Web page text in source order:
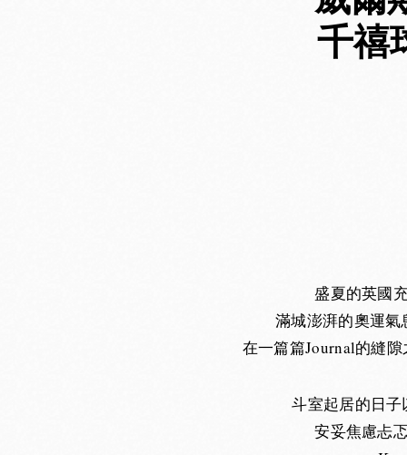
千禧
盛夏的英國
滿城澎湃的奧運
在一篇篇Journal的縫
斗室起居的日子
安妥焦慮忐